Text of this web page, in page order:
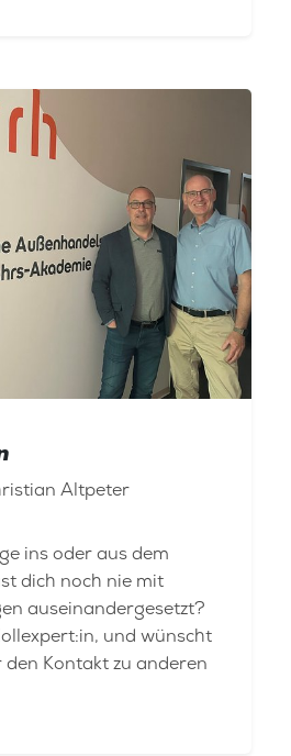
Altpeter
ins oder aus dem
dich noch nie mit
auseinandergesetzt?
und wünscht
Kontakt zu anderen